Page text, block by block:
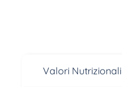
Valori Nutrizionali